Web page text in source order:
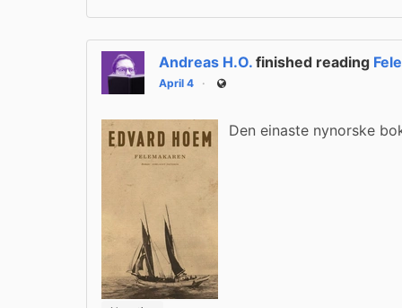
Andreas H.O. finished reading
April 4 Public
Den einaste nynorske